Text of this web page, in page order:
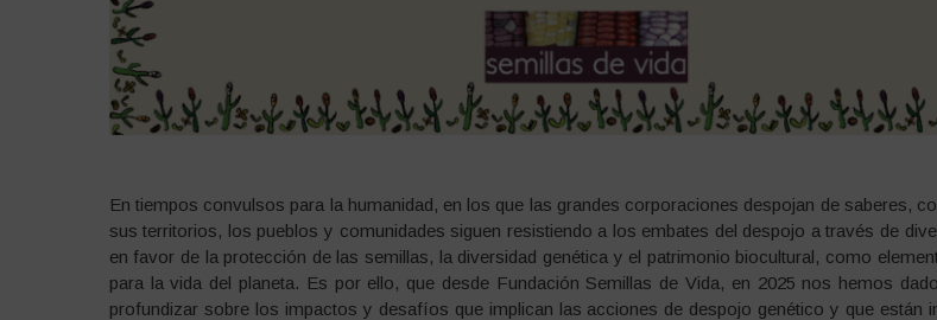
En tiempos convulsos para la humanidad, en los que las grandes corporaciones despojan de saberes,
sus territorios, los pueblos y comunidades siguen resistiendo a los embates del despojo a través de
en favor de la protección de las semillas, la diversidad genética y el patrimonio biocultural, como
para la vida del planeta. Es por ello, que desde Fundación Semillas de Vida, en 2025 nos hemos
profundizar sobre los impactos y desafíos que implican las acciones de despojo genético y que están